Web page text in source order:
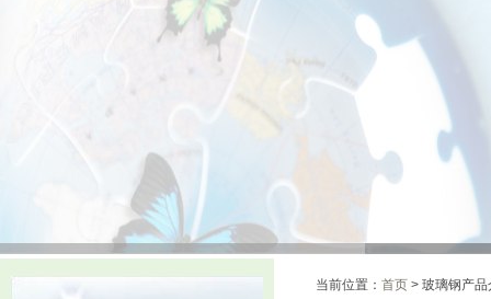
当前位置： 首页 > 玻璃钢产品